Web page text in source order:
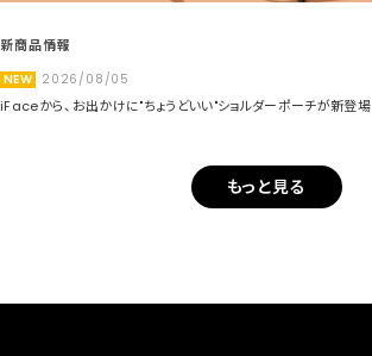
新商品情報
NEW 2026/08/05
iFaceから、お出かけに"ちょうどいい"ショルダーポーチが新登場
もっと見る